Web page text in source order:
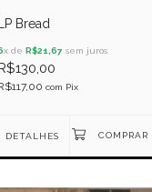
LP Bread
x de R$21,67sem juros
com Pix
DETALHES